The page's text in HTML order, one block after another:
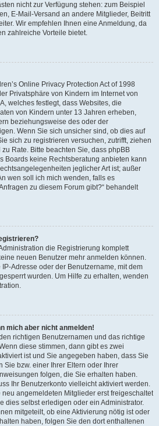
nicht zur Verfügung stehen: zum Beispiel
E-Mail-Versand an andere Mitglieder, Beitritt
Wir empfehlen Ihnen eine Anmeldung, da
zahlreiche Vorteile bietet.
Online Privacy Protection Act of 1998
Privatsphäre von Kindern im Internet von
welches festlegt, dass Websites, die
von Kindern unter 13 Jahren erheben,
beziehungsweise des oder der
Wenn Sie sich unsicher sind, ob dies auf
sich zu registrieren versuchen, zutrifft, ziehen
Rate. Bitte beachten Sie, dass phpBB
Boards keine Rechtsberatung anbieten kann
jeglicher Art ist; außer
wen soll ich mich wenden, falls es
zu diesem Forum gibt?“ behandelt
die Registrierung komplett
neuen Benutzer mehr anmelden können.
Adresse oder der Benutzername, mit dem
wurden. Um Hilfe zu erhalten, wenden
mich aber nicht anmelden!
richtigen Benutzernamen und das richtige
diese stimmen, dann gibt es zwei
ist und Sie angegeben haben, dass Sie
Sie bzw. einer Ihrer Eltern oder Ihrer
folgen, die Sie erhalten haben.
Ihr Benutzerkonto vielleicht aktiviert werden.
angemeldeten Mitglieder erst freigeschaltet
dies selbst erledigen oder ein Administrator.
mitgeteilt, ob eine Aktivierung nötig ist oder
haben, folgen Sie den dort enthaltenen